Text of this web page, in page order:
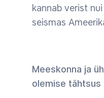
kannab verist
seismas
Meeskonna ja
olemise tähtsus